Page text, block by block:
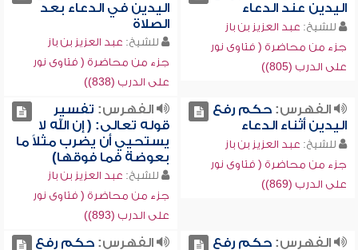
اليدين عند الدعاء
للشيخ: عبد العزيز بن باز
جزء من محاضرة ( فتاوى نور
على الدرب (805))
اليدين في الدعاء بعد
الصلاة
للشيخ: عبد العزيز بن باز
جزء من محاضرة ( فتاوى نور
على الدرب (838))
الفهرس:حكم رفع
اليدين أثناء الدعاء
للشيخ: عبد العزيز بن باز
جزء من محاضرة ( فتاوى نور
على الدرب (869))
الفهرس: تفسير
قوله تعالى: ( إن الله لا
يستحيي أن يضرب مثلاً ما
بعوضة فما فوقها)
للشيخ: عبد العزيز بن باز
جزء من محاضرة ( فتاوى نور
على الدرب (893))
الفهرس:حكم رفع الفهرس:حكم رفع